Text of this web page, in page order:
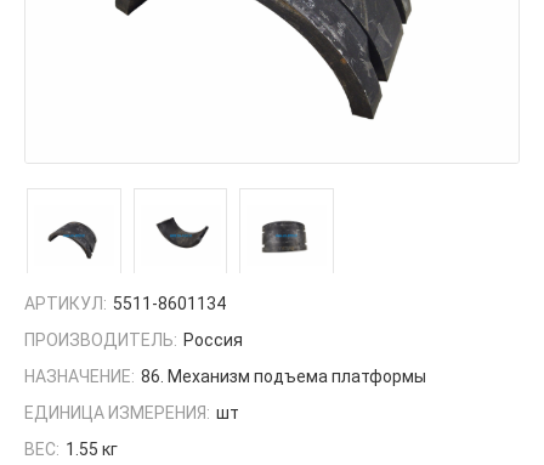
АРТИКУЛ: 5511-8601134
ПРОИЗВОДИТЕЛЬ: Россия
НАЗНАЧЕНИЕ: 86. Механизм подъема платформы
ЕДИНИЦА ИЗМЕРЕНИЯ: шт
ВЕС: 1.55 кг